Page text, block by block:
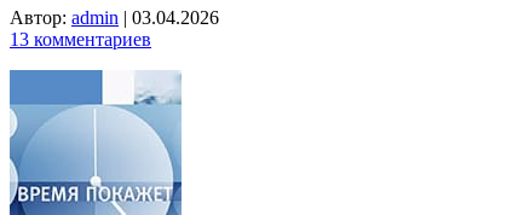
Автор: admin | 03.04.2026
13 комментариев